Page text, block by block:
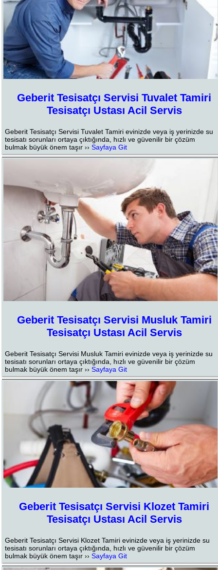
Geberit Tesisatçı Servisi Tuvalet Tamiri
Tesisatçı Ustası Acil Servis
Geberit Tesisatçı Servisi Tuvalet Tamiri evinizde veya iş yerinizde su
tesisatı sorunları ortaya çıktığında, hızlı ve güvenilir bir çözüm
bulmak büyük önem taşır ››Sayfaya Git
Geberit Tesisatçı Servisi Musluk Tamiri
Tesisatçı Ustası Acil Servis
Geberit Tesisatçı Servisi Musluk Tamiri evinizde veya iş yerinizde su
tesisatı sorunları ortaya çıktığında, hızlı ve güvenilir bir çözüm
bulmak büyük önem taşır ››Sayfaya Git
Geberit Tesisatçı Servisi Klozet Tamiri
Tesisatçı Ustası Acil Servis
Geberit Tesisatçı Servisi Klozet Tamiri evinizde veya iş yerinizde su
tesisatı sorunları ortaya çıktığında, hızlı ve güvenilir bir çözüm
bulmak büyük önem taşır ››Sayfaya Git